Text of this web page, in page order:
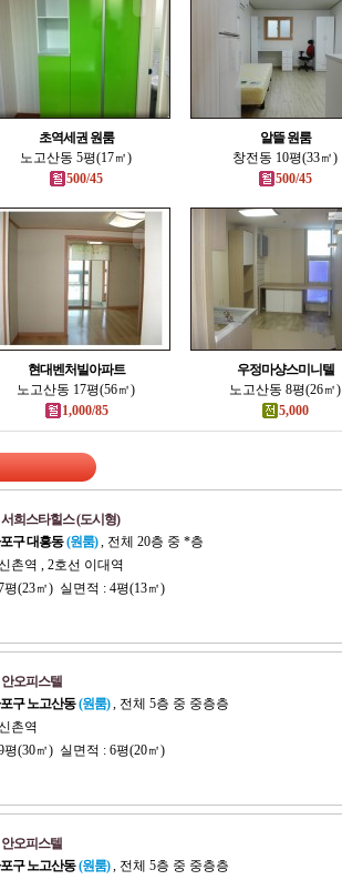
초역세권 원룸
노고산동 5평(17㎡)
500/45
알뜰 원룸
창전동 10평(33㎡)
500/45
현대벤처빌아파트
노고산동 17평(56㎡)
1,000/85
우정마샹스미니텔
노고산동 8평(26㎡)
5,000
서희스타힐스 (도시형)
구 대흥동 (원룸), 전체 20층 중 *층
촌역 , 2호선 이대역
평(23㎡) 실면적 : 4평(13㎡)
안오피스텔
구 노고산동 (원룸), 전체 5층 중 중층층
촌역
평(30㎡) 실면적 : 6평(20㎡)
안오피스텔
구 노고산동 (원룸), 전체 5층 중 중층층